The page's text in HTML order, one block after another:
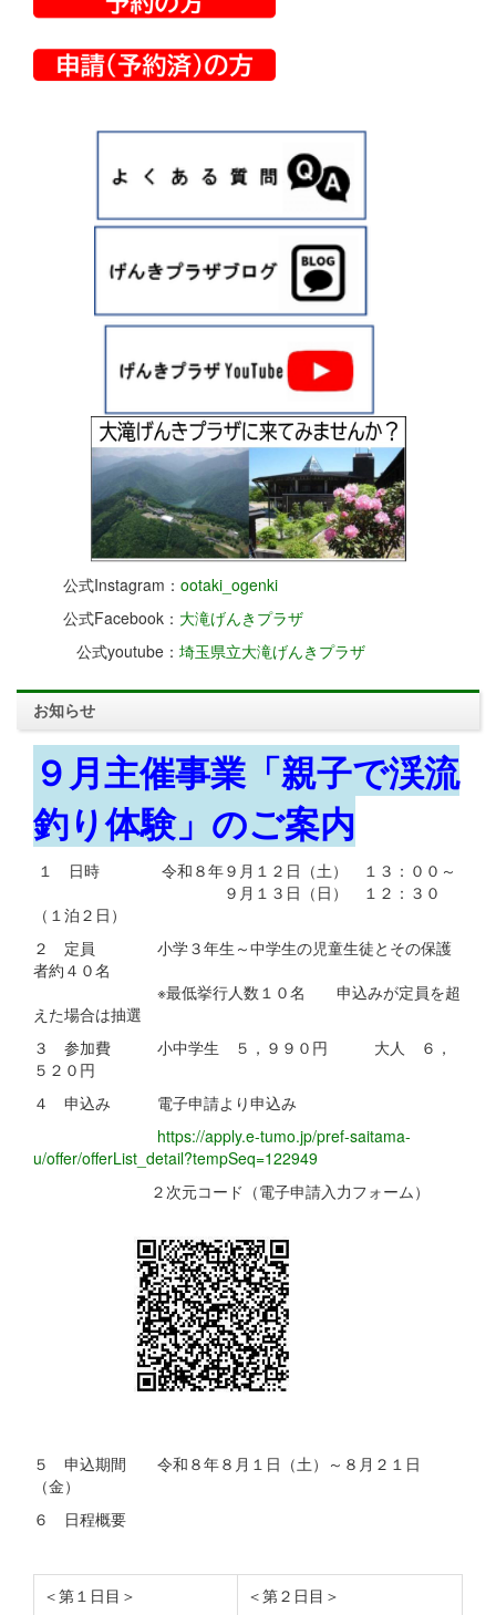
公式Instagram： ootaki_ogenki
公式Facebook： 大滝げんきプラザ
公式youtube： 埼玉県立大滝げんきプラザ
お知らせ
９月主催事業「親子で渓流
釣り体験」のご案内
１ 日時 令和８年９月１２日（土） １３：００～
９月１３日（日） １２：３０
（１泊２日）
２ 定員 小学３年生～中学生の児童生徒とその保護
者約４０名
※最低挙行人数１０名 申込みが定員を超
えた場合は抽選
３ 参加費 小中学生 ５，９９０円 大人 ６，
５２０円
４ 申込み 電子申請より申込み
https://apply.e-tumo.jp/pref-saitama-
u/offer/offerList_detail?tempSeq=122949
２次元コード（電子申請入力フォーム）
５ 申込期間 令和８年８月１日（土）～８月２１日
（金）
６ 日程概要
＜第１日目＞
＜第２日目＞